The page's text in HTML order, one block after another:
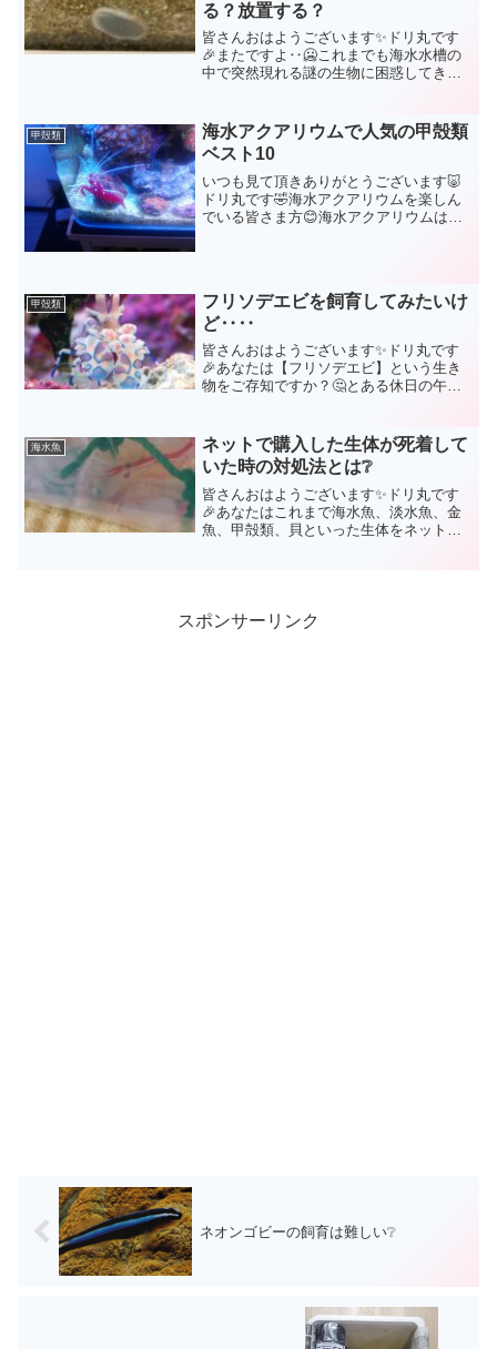
る？放置する？
皆さんおはようございます✨ドリ丸です
🎉またですよ‥🥶これまでも海水水槽の
中で突然現れる謎の生物に困惑してきた
ったい小判のような生物は？🤔」しかも
よぉく観察してみる...
甲殻類
海水アクアリウムで人気の甲殻類
ベスト10
いつも見て頂きありがとうございます🐷
ドリ丸です🤣海水アクアリウムを楽しん
でいる皆さま方😊海水アクアリウムは、
やカニといった甲殻類じゃ...
甲殻類
フリソデエビを飼育してみたいけ
ど‥‥
皆さんおはようございます✨ドリ丸です
🎉あなたは【フリソデエビ】という生き
物をご存知ですか？🤔とある休日の午
「何これ❗ガンダムのフィギア❓🤩」ドリ
丸の第一印象はハサミ部分...
海水魚
ネットで購入した生体が死着して
いた時の対処法とは❔
皆さんおはようございます✨ドリ丸です
🎉あなたはこれまで海水魚、淡水魚、金
魚、甲殻類、貝といった生体をネットで
スポンサーリンク
ネオンゴビーの飼育は難しい❔